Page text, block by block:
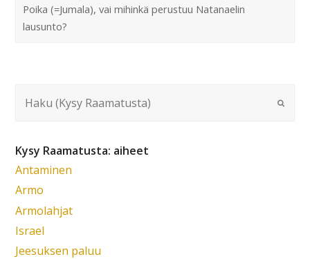
Poika (=Jumala), vai mihinkä perustuu Natanaelin
lausunto?
Kysy Raamatusta: aiheet
Antaminen
Armo
Armolahjat
Israel
Jeesuksen paluu